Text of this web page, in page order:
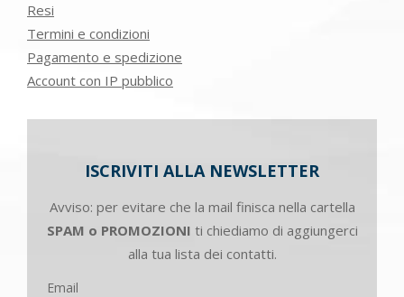
Resi
Termini e condizioni
Pagamento e spedizione
Account con IP pubblico
ISCRIVITI ALLA NEWSLETTER
Avviso: per evitare che la mail finisca nella cartella
SPAM o PROMOZIONI ti chiediamo di aggiungerci
alla tua lista dei contatti.
Email